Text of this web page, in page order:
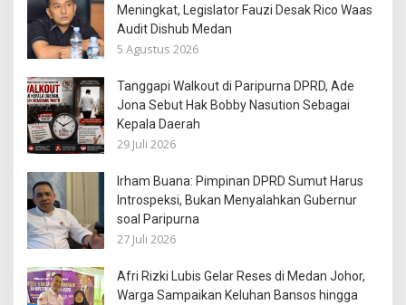
Meningkat, Legislator Fauzi Desak Rico Waas
Audit Dishub Medan
5 Agustus 2026
Tanggapi Walkout di Paripurna DPRD, Ade
Jona Sebut Hak Bobby Nasution Sebagai
Kepala Daerah
29 Juli 2026
Irham Buana: Pimpinan DPRD Sumut Harus
Introspeksi, Bukan Menyalahkan Gubernur
soal Paripurna
27 Juli 2026
Afri Rizki Lubis Gelar Reses di Medan Johor,
Warga Sampaikan Keluhan Bansos hingga